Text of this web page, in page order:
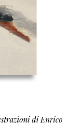
di Enrico